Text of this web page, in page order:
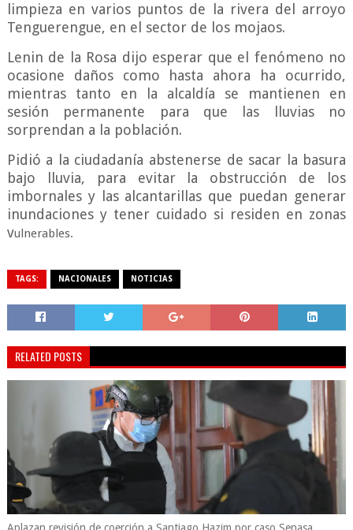
limpieza en varios puntos de la rivera del arroyo
Tenguerengue, en el sector de los mojaos.
Lenin de la Rosa dijo esperar que el fenómeno no
ocasione daños como hasta ahora ha ocurrido,
mientras tanto en la alcaldía se mantienen en
sesión permanente para que las lluvias no
sorprendan a la población.
Pidió a la ciudadanía abstenerse de sacar la basura
bajo lluvia, para evitar la obstrucción de los
imbornales y las alcantarillas que puedan generar
inundaciones y tener cuidado si residen en zonas
vulnerables.
TAGS: NACIONALES NOTICIAS
RELATED POSTS